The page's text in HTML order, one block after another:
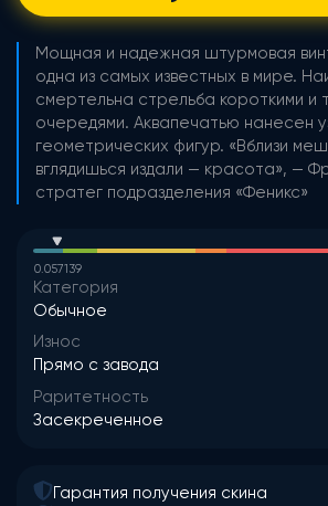
Мощная и надежная штурмовая
одна из самых известных в мире.
смертельна стрельба короткими и
очередями. Аквапечатью нанесен
геометрических фигур. «Вблизи
вглядишься издали — красота», —
стратег подразделения «Феникс»
0.057139
Категория
Обычное
Износ
Прямо с завода
Раритетность
Засекреченное
Гарантия получения скина